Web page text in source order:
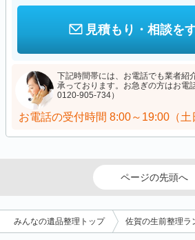
見積もり・相談を
下記時間帯には、お電話でも業者紹
承っております。お急ぎの方はお電
0120-905-734）
お電話の受付時間 8:00～19:00（土
ページの先頭へ
みんなの遺品整理トップ 佐賀の生前整理ラ